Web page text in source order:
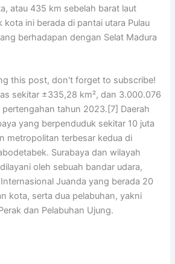
atau 435 km sebelah barat laut
kota ini berada di pantai utara Pulau
berhadapan dengan Selat Madura
this post, don't forget to subscribe!
sekitar ±335,28 km², dan 3.000.076
tahun 2023.[7] Daerah
yang berpenduduk sekitar 10 juta
metropolitan terbesar kedua di
Surabaya dan wilayah
oleh sebuah bandar udara,
Juanda yang berada 20
kota, serta dua pelabuhan, yakni
dan Pelabuhan Ujung.